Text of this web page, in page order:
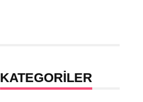
KATEGORİLER